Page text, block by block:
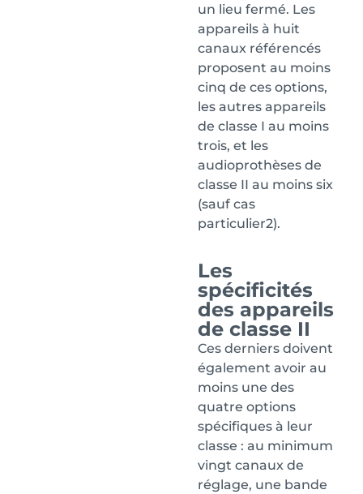
un lieu fermé. Les
appareils à huit
canaux référencés
proposent au moins
cinq de ces options,
les autres appareils
de classe I au moins
trois, et les
audioprothèses de
classe II au moins six
(sauf cas
particulier2).
Les
spécificités
des appareils
de classe II
Ces derniers doivent
également avoir au
moins une des
quatre options
spécifiques à leur
classe : au minimum
vingt canaux de
réglage, une bande